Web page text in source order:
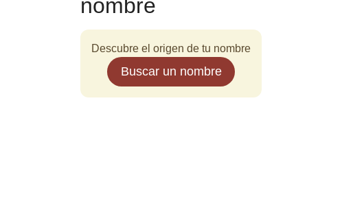
nombre
Descubre el origen de tu nombre
Buscar un nombre